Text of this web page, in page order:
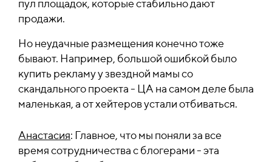
пул площадок, которые стабильно дают
продажи.
Но неудачные размещения конечно тоже
бывают. Например, большой ошибкой было
купить рекламу у звездной мамы со
скандального проекта - ЦА на самом деле была
маленькая, а от хейтеров устали отбиваться.
Анастасия: Главное, что мы поняли за все
время сотрудничества с блогерами - эта